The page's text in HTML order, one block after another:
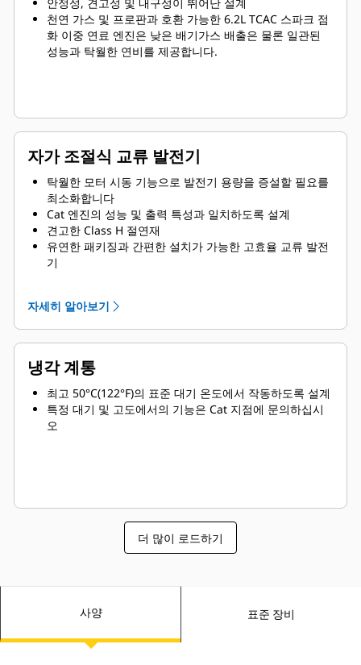
안정성, 견고성 및 내구성이 뛰어난 설계
천연 가스 및 프로판과 호환 가능한 6.2L TCAC 스파크 점
화 이중 연료 엔진은 낮은 배기가스 배출은 물론 일관된
성능과 탁월한 연비를 제공합니다.
자가 조절식 교류 발전기
탁월한 모터 시동 기능으로 발전기 용량을 증설할 필요를
최소화합니다
Cat 엔진의 성능 및 출력 특성과 일치하도록 설계
견고한 Class H 절연재
유연한 패키징과 간편한 설치가 가능한 고효율 교류 발전
기
자세히 알아보기
냉각 계통
최고 50°C(122°F)의 표준 대기 온도에서 작동하도록 설계
특정 대기 및 고도에서의 기능은 Cat 지점에 문의하십시
오
더 많이 로드하기
사양 표준 장비